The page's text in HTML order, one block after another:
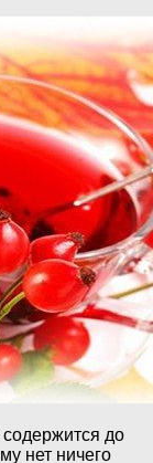
до
нет ничего